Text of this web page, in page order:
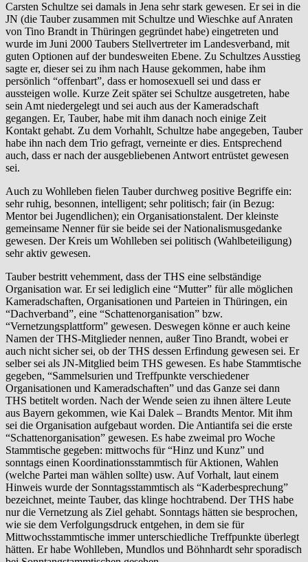
Carsten Schultze sei damals in Jena sehr stark gewesen. Er sei in die
JN (die Tauber zusammen mit Schultze und Wieschke auf Anraten
von Tino Brandt in Thüringen gegründet habe) eingetreten und
wurde im Juni 2000 Taubers Stellvertreter im Landesverband, mit
guten Optionen auf der bundesweiten Ebene. Zu Schultzes Ausstieg
sagte er, dieser sei zu ihm nach Hause gekommen, habe ihm
persönlich “offenbart”, dass er homosexuell sei und dass er
aussteigen wolle. Kurze Zeit später sei Schultze ausgetreten, habe
sein Amt niedergelegt und sei auch aus der Kameradschaft
gegangen. Er, Tauber, habe mit ihm danach noch einige Zeit
Kontakt gehabt. Zu dem Vorhahlt, Schultze habe angegeben, Tauber
habe ihn nach dem Trio gefragt, verneinte er dies. Entsprechend
auch, dass er nach der ausgebliebenen Antwort entrüstet gewesen
sei.
Auch zu Wohlleben fielen Tauber durchweg positive Begriffe ein:
sehr ruhig, besonnen, intelligent; sehr politisch; fair (in Bezug:
Mentor bei Jugendlichen); ein Organisationstalent. Der kleinste
gemeinsame Nenner für sie beide sei der Nationalismusgedanke
gewesen. Der Kreis um Wohlleben sei politisch (Wahlbeteiligung)
sehr aktiv gewesen.
Tauber bestritt vehemment, dass der THS eine selbständige
Organisation war. Er sei lediglich eine “Mutter” für alle möglichen
Kameradschaften, Organisationen und Parteien in Thüringen, ein
“Dachverband”, eine “Schattenorganisation” bzw.
“Vernetzungsplattform” gewesen. Deswegen könne er auch keine
Namen der THS-Mitglieder nennen, außer Tino Brandt, wobei er
auch nicht sicher sei, ob der THS dessen Erfindung gewesen sei. Er
selber sei als JN-Mitglied beim THS gewesen. Es habe Stammtische
gegeben, “Sammelsurien und Treffpunkte verschiedener
Organisationen und Kameradschaften” und das Ganze sei dann
THS betitelt worden. Nach der Wende seien zu ihnen ältere Leute
aus Bayern gekommen, wie Kai Dalek – Brandts Mentor. Mit ihm
sei die Organisation aufgebaut worden. Die Antiantifa sei die erste
“Schattenorganisation” gewesen. Es habe zweimal pro Woche
Stammtische gegeben: mittwochs für “Hinz und Kunz” und
sonntags einen Koordinationsstammtisch für Aktionen, Wahlen
(welche Partei man wählen sollte) usw. Auf Vorhalt, laut einem
Hinweis wurde der Sonntagsstammtisch als “Kaderbesprechung”
bezeichnet, meinte Tauber, das klinge hochtrabend. Der THS habe
nur die Vernetzung als Ziel gehabt. Sonntags hätten sie besprochen,
wie sie dem Verfolgungsdruck entgehen, in dem sie für
Mittwochsstammtische immer unterschiedliche Treffpunkte überlegt
hätten. Er habe Wohlleben, Mundlos und Böhnhardt sehr sporadisch